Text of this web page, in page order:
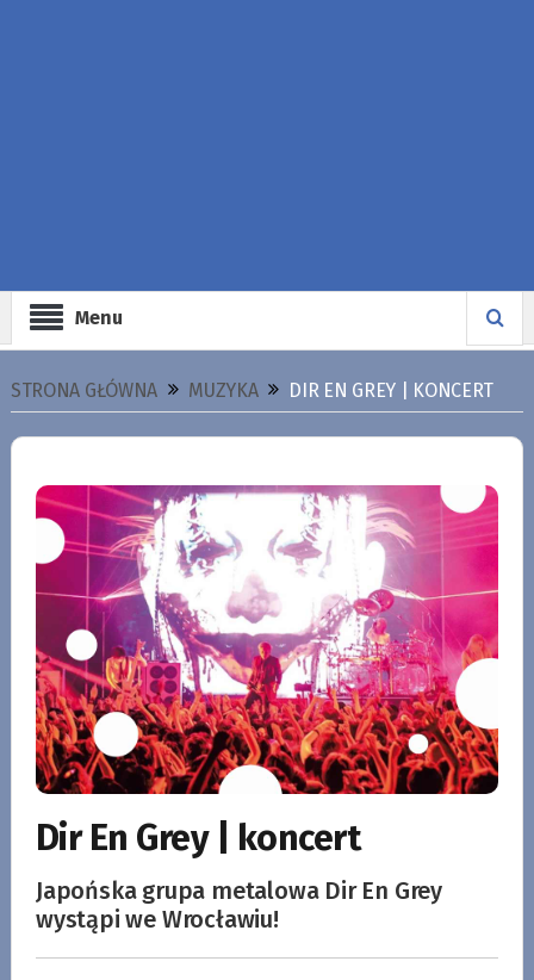
Menu
STRONA GŁÓWNA MUZYKA DIR EN GREY | KONCERT
Dir En Grey | koncert
Japońska grupa metalowa Dir En Grey
wystąpi we Wrocławiu!